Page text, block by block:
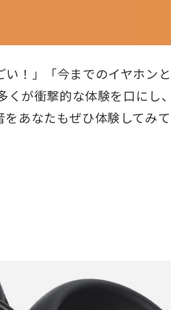
い！」「今までのイヤホ
くが衝撃的な体験を口にし
をあなたもぜひ体験してみ